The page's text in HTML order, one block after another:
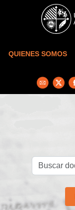
Skip to main content
QUIENES SOMOS